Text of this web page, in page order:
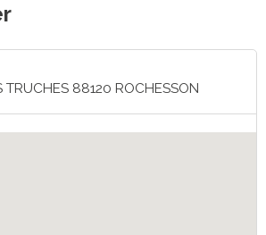
TRUCHES 88120 ROCHESSON